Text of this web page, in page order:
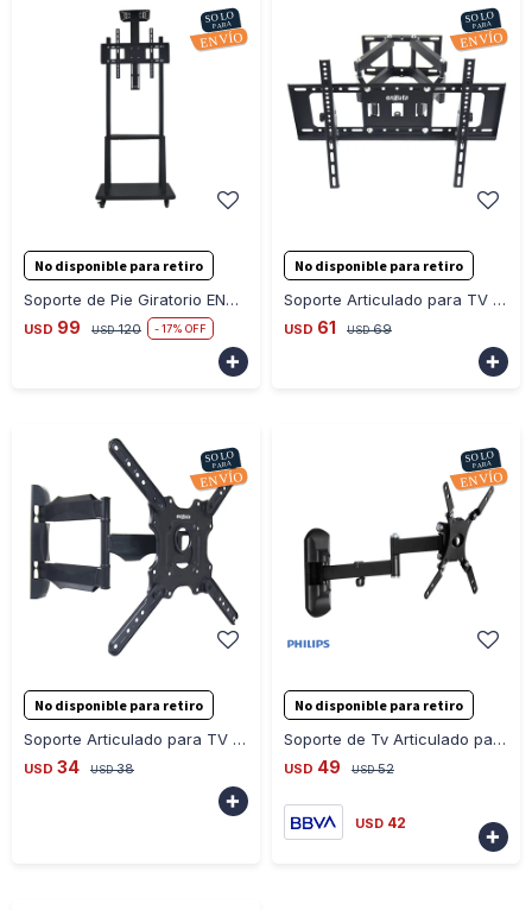
No disponible para retiro
Soporte de Pie Giratorio ENXUTA STENXP32326 Televisor LED
USD 99 USD 120 17

No disponible para retiro
Soporte Articulado para TV de Pared ENXUTA STENXA323280
USD 61 USD 69

No disponible para retiro
Soporte Articulado para TV de Pared ENXUTA STENXA322655
USD 34 USD 38

No disponible para retiro
Soporte de Tv Articulado para Pared de 17" Hasta 42"
USD 49 USD 52
USD 42
